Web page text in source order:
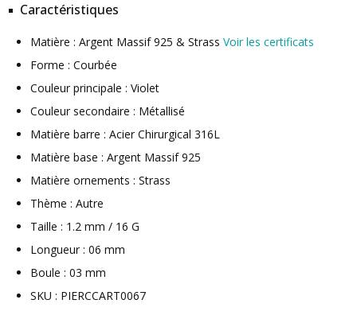
Caractéristiques
Matière : Argent Massif 925 & Strass Voir les certificats
Forme : Courbée
Couleur principale : Violet
Couleur secondaire : Métallisé
Matière barre : Acier Chirurgical 316L
Matière base : Argent Massif 925
Matière ornements : Strass
Thème : Autre
Taille : 1.2 mm / 16 G
Longueur : 06 mm
Boule : 03 mm
SKU : PIERCCART0067